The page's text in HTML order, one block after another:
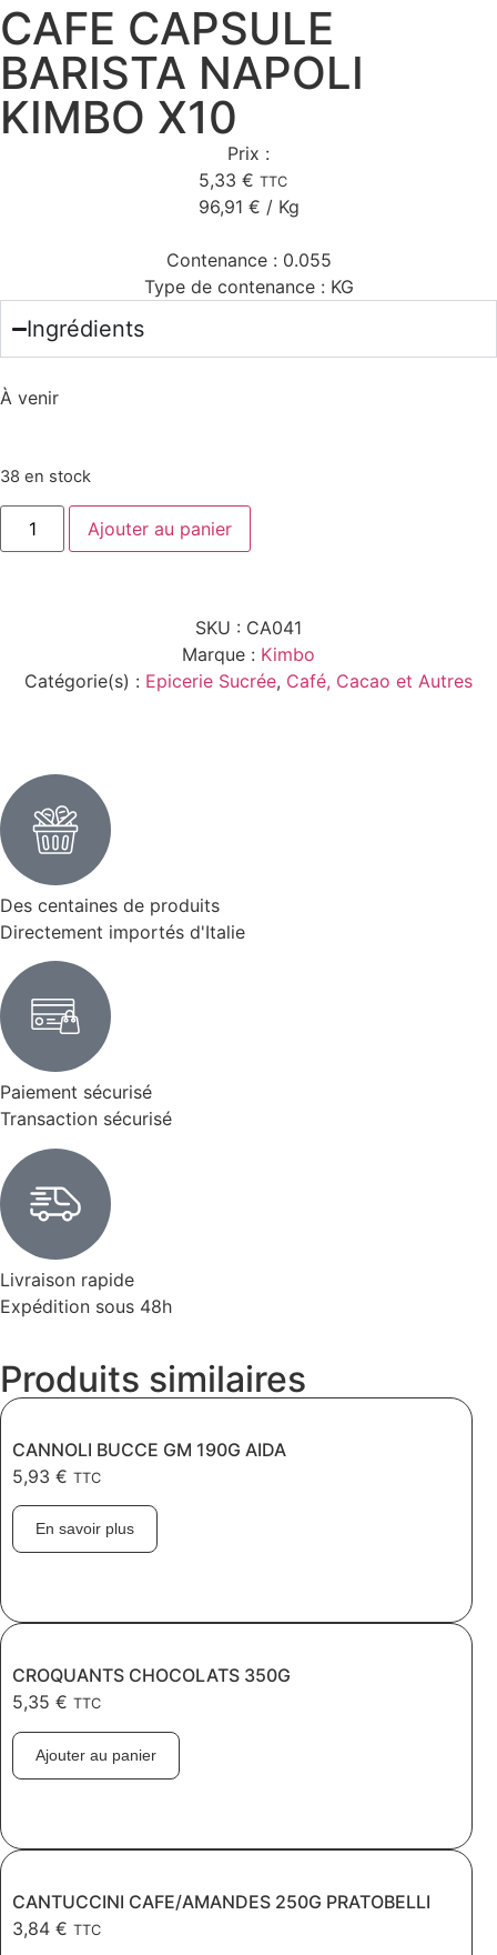
CAFE CAPSULE
BARISTA NAPOLI
KIMBO X10
Prix :
5,33 € TTC
96,91 € / Kg
Contenance : 0.055
Type de contenance : KG
Ingrédients
À venir
38 en stock
Ajouter au panier
SKU : CA041
Marque : Kimbo
Catégorie(s) : Epicerie Sucrée, Café, Cacao et Autres
Des centaines de produits
Directement importés d'Italie
Paiement sécurisé
Transaction sécurisé
Livraison rapide
Expédition sous 48h
Produits similaires
CANNOLI BUCCE GM 190G AIDA
5,93 € TTC
En savoir plus
CROQUANTS CHOCOLATS 350G
5,35 € TTC
Ajouter au panier
CANTUCCINI CAFE/AMANDES 250G PRATOBELLI
3,84 € TTC